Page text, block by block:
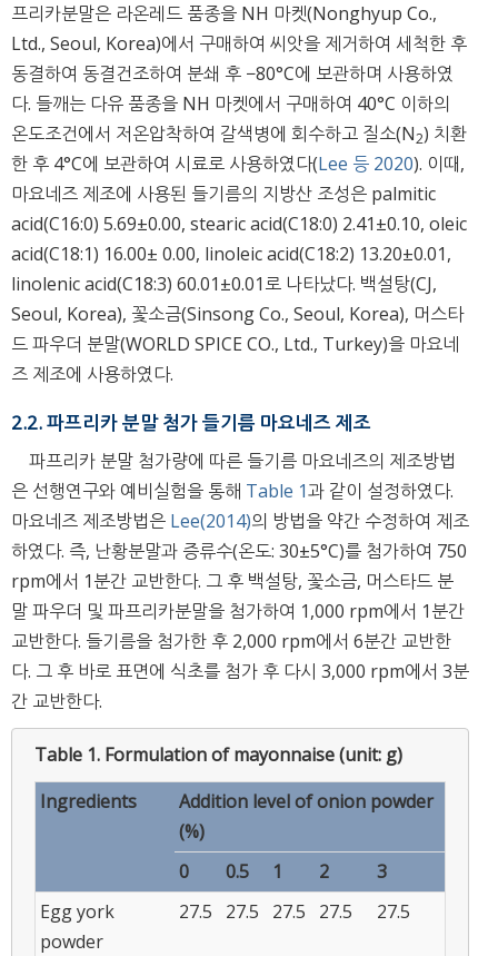
프리카분말은 라온레드 품종을 NH 마켓(Nonghyup Co.,
Ltd., Seoul, Korea)에서 구매하여 씨앗을 제거하여 세척한 후
동결하여 동결건조하여 분쇄 후 −80°C에 보관하며 사용하였
다. 들깨는 다유 품종을 NH 마켓에서 구매하여 40°C 이하의
온도조건에서 저온압착하여 갈색병에 회수하고 질소(N2) 치환
한 후 4°C에 보관하여 시료로 사용하였다(Lee 등 2020). 이때,
마요네즈 제조에 사용된 들기름의 지방산 조성은 palmitic
acid(C16:0) 5.69±0.00, stearic acid(C18:0) 2.41±0.10, oleic
acid(C18:1) 16.00± 0.00, linoleic acid(C18:2) 13.20±0.01,
linolenic acid(C18:3) 60.01±0.01로 나타났다. 백설탕(CJ,
Seoul, Korea), 꽃소금(Sinsong Co., Seoul, Korea), 머스타
드 파우더 분말(WORLD SPICE CO., Ltd., Turkey)을 마요네
즈 제조에 사용하였다.
2.2. 파프리카 분말 첨가 들기름 마요네즈 제조
파프리카 분말 첨가량에 따른 들기름 마요네즈의 제조방법
은 선행연구와 예비실험을 통해 Table 1과 같이 설정하였다.
마요네즈 제조방법은 Lee(2014)의 방법을 약간 수정하여 제조
하였다. 즉, 난황분말과 증류수(온도: 30±5°C)를 첨가하여 750
rpm에서 1분간 교반한다. 그 후 백설탕, 꽃소금, 머스타드 분
말 파우더 및 파프리카분말을 첨가하여 1,000 rpm에서 1분간
교반한다. 들기름을 첨가한 후 2,000 rpm에서 6분간 교반한
다. 그 후 바로 표면에 식초를 첨가 후 다시 3,000 rpm에서 3분
간 교반한다.
Table 1. Formulation of mayonnaise (unit: g)
Ingredients
Addition level of onion powder
(%)
0
0.5 1 2
3
Egg york
powder
27.5 27.5 27.5 27.5 27.5